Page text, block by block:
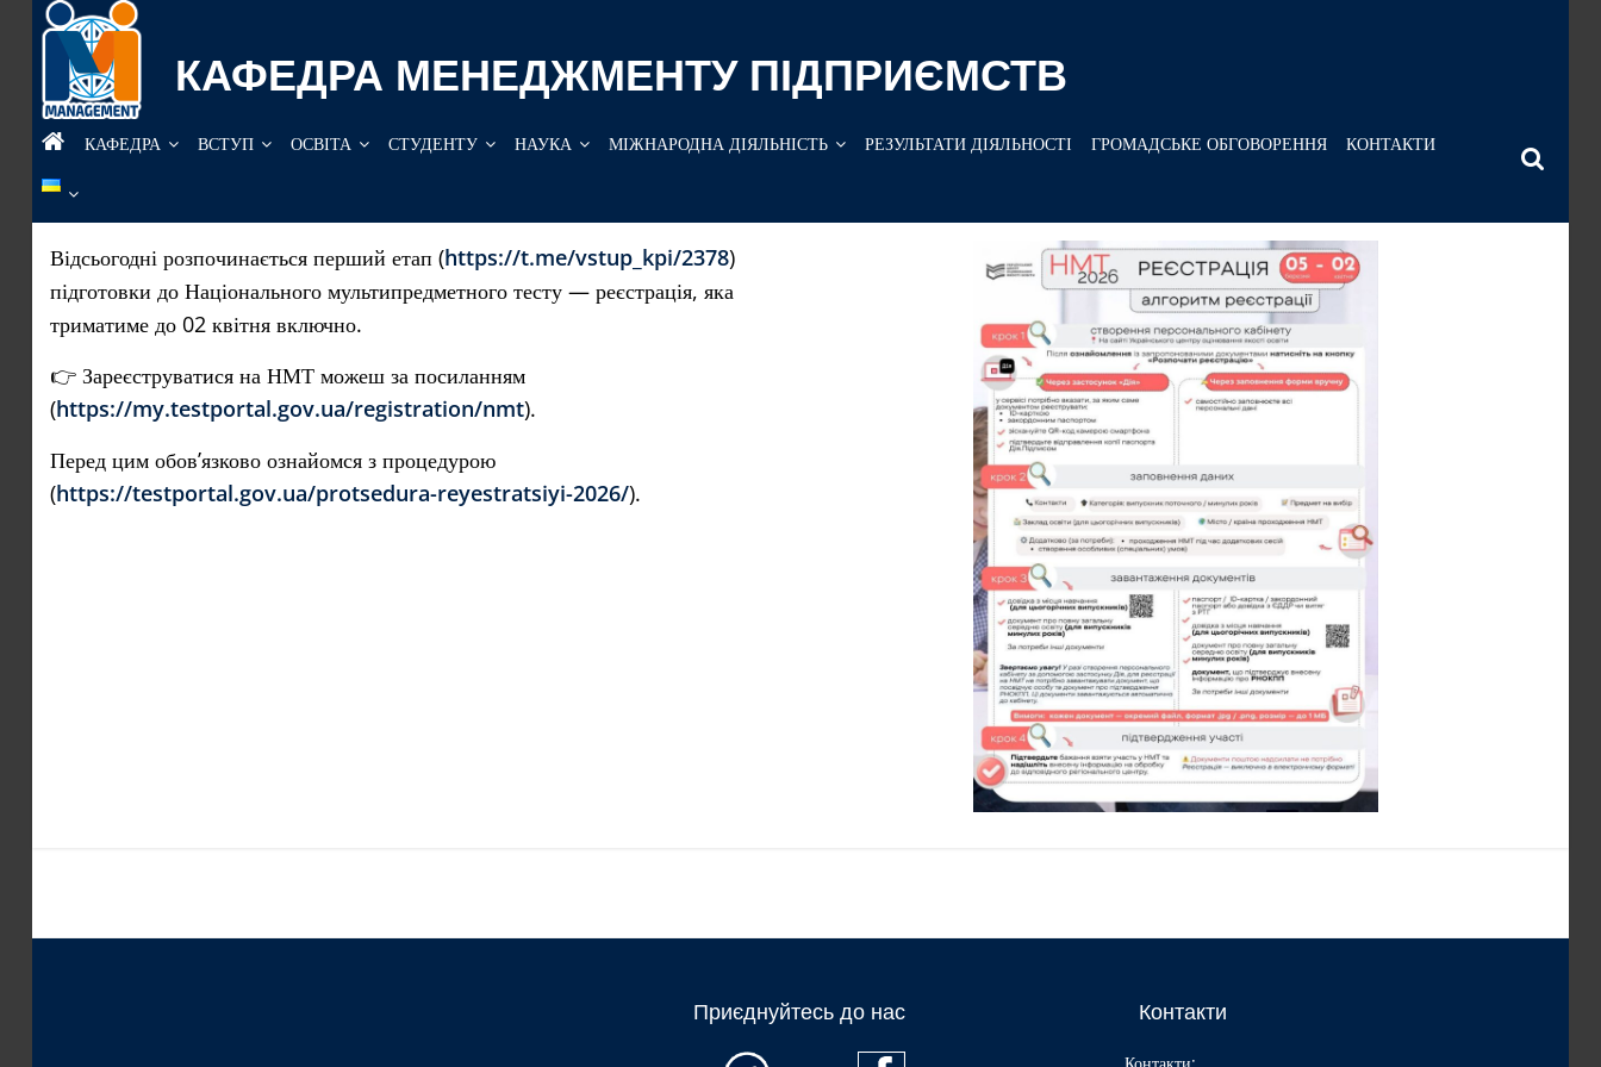
Перейти
до
вмісту
КАФЕДРА МЕНЕДЖМЕНТУ ПІДПРИЄМСТВ
КАФЕДРА ВСТУП ОСВІТА СТУДЕНТУ НАУКА МІЖНАРОДНА ДІЯЛЬНІСТЬ РЕЗУЛЬТАТИ ДІЯЛЬНОСТІ ГРОМАДСЬКЕ ОБГОВОРЕННЯ КОНТАКТИ
Відсьогодні розпочинається перший етап (https://t.me/vstup_kpi/2378)
підготовки до Національного мультипредметного тесту — реєстрація, яка
триматиме до 02 квітня включно.
👉 Зареєструватися на НМТ можеш за посиланням
(https://my.testportal.gov.ua/registration/nmt).
Перед цим обов’язково ознайомся з процедурою
(https://testportal.gov.ua/protsedura-reyestratsiyi-2026/).
Приєднуйтесь до нас Контакти